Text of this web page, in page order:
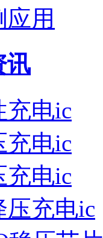
应用
讯
充电ic
充电ic
充电ic
压充电ic